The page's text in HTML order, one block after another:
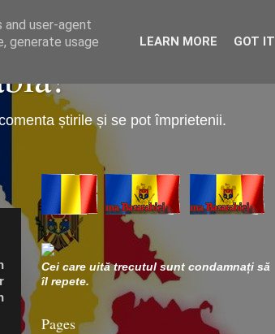
știrile și se pot împrietenii.
Cei care uită trecutul sunt condamnați să
îl repete.
Pages
user-agent
generate usage
LEARN MORE GOT IT